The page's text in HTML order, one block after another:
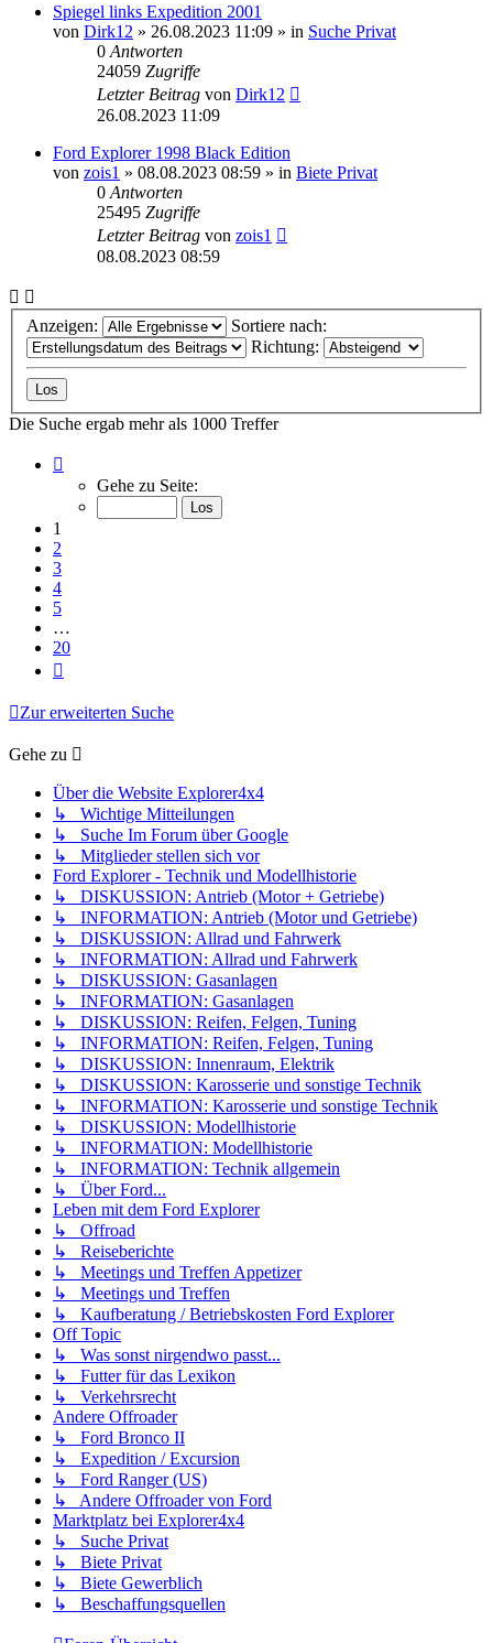
Spiegel links Expedition 2001
von Dirk12 » 26.08.2023 11:09 » in Suche Privat
0 Antworten
24059 Zugriffe
Letzter Beitrag von Dirk12
26.08.2023 11:09
Ford Explorer 1998 Black Edition
von zois1 » 08.08.2023 08:59 » in Biete Privat
0 Antworten
25495 Zugriffe
Letzter Beitrag von zois1
08.08.2023 08:59
Anzeigen:
Sortiere nach:
Richtung:
Die Suche ergab mehr als 1000 Treffer
von
Gehe zu Seite:
1
2
3
4
5
…
20
Zur erweiterten Suche
Gehe zu
Über die Website Explorer4x4
↳ Wichtige Mitteilungen
↳ Suche Im Forum über Google
↳ Mitglieder stellen sich vor
Ford Explorer - Technik und Modellhistorie
↳ DISKUSSION: Antrieb (Motor + Getriebe)
↳ INFORMATION: Antrieb (Motor und Getriebe)
↳ DISKUSSION: Allrad und Fahrwerk
↳ INFORMATION: Allrad und Fahrwerk
↳ DISKUSSION: Gasanlagen
↳ INFORMATION: Gasanlagen
↳ DISKUSSION: Reifen, Felgen, Tuning
↳ INFORMATION: Reifen, Felgen, Tuning
↳ DISKUSSION: Innenraum, Elektrik
↳ DISKUSSION: Karosserie und sonstige Technik
↳ INFORMATION: Karosserie und sonstige Technik
↳ DISKUSSION: Modellhistorie
↳ INFORMATION: Modellhistorie
↳ INFORMATION: Technik allgemein
↳ Über Ford...
Leben mit dem Ford Explorer
↳ Offroad
↳ Reiseberichte
↳ Meetings und Treffen Appetizer
↳ Meetings und Treffen
↳ Kaufberatung / Betriebskosten Ford Explorer
Off Topic
↳ Was sonst nirgendwo passt...
↳ Futter für das Lexikon
↳ Verkehrsrecht
Andere Offroader
↳ Ford Bronco II
↳ Expedition / Excursion
↳ Ford Ranger (US)
↳ Andere Offroader von Ford
Marktplatz bei Explorer4x4
↳ Suche Privat
↳ Biete Privat
↳ Biete Gewerblich
↳ Beschaffungsquellen